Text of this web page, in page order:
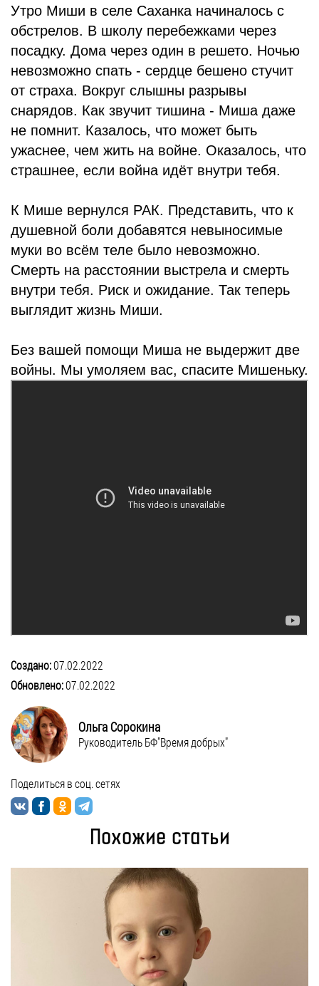
Утро Миши в селе Саханка начиналось с
обстрелов. В школу перебежками через
посадку. Дома через один в решето. Ночью
невозможно спать - сердце бешено стучит
от страха. Вокруг слышны разрывы
снарядов. Как звучит тишина - Миша даже
не помнит. Казалось, что может быть
ужаснее, чем жить на войне. Оказалось, что
страшнее, если война идёт внутри тебя.
К Мише вернулся РАК. Представить, что к
душевной боли добавятся невыносимые
муки во всём теле было невозможно.
Смерть на расстоянии выстрела и смерть
внутри тебя. Риск и ожидание. Так теперь
выглядит жизнь Миши.
Без вашей помощи Миша не выдержит две
войны. Мы умоляем вас, спасите Мишеньку.
Создано:07.02.2022
Обновлено:07.02.2022
Ольга Сорокина
Руководитель БФ"Время добрых"
Поделиться в соц. сетях
Похожие статьи